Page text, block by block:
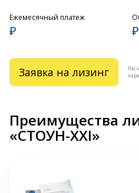
Ежемесячный платеж
₽ ₽
Заявка на лизинг
Преимущества
«СТОУН-XXI»